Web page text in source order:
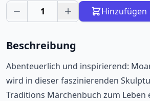
1 Hinzufügen
Beschreibung
Abenteuerlich und inspirierend:
wird in dieser faszinierenden
Traditions Märchenbuch zum Leben